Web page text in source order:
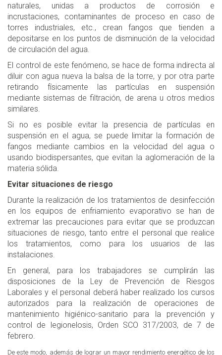
naturales, unidas a productos de corrosión e
incrustaciones, contaminantes de proceso en caso de
torres industriales, etc., crean fangos que tienden a
depositarse en los puntos de disminución de la velocidad
de circulación del agua.
El control de este fenómeno, se hace de forma indirecta al
diluir con agua nueva la balsa de la torre, y por otra parte
retirando físicamente las partículas en suspensión
mediante sistemas de filtración, de arena u otros medios
similares.
Si no es posible evitar la presencia de partículas en
suspensión en el agua, se puede limitar la formación de
fangos mediante cambios en la velocidad del agua o
usando biodispersantes, que evitan la aglomeración de la
materia sólida.
Evitar situaciones de riesgo
Durante la realización de los tratamientos de desinfección
en los equipos de enfriamiento evaporativo se han de
extremar las precauciones para evitar que se produzcan
situaciones de riesgo, tanto entre el personal que realice
los tratamientos, como para los usuarios de las
instalaciones.
En general, para los trabajadores se cumplirán las
disposiciones de la Ley de Prevención de Riesgos
Laborales y el personal deberá haber realizado los cursos
autorizados para la realización de operaciones de
mantenimiento higiénico-sanitario para la prevención y
control de legionelosis, Orden SCO 317/2003, de 7 de
febrero.
De este modo, además de lograr un mayor rendimiento energético de los